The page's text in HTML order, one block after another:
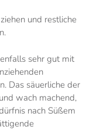
und restliche
sehr gut mit
Das säuerliche der
wach machend,
nach Süßem